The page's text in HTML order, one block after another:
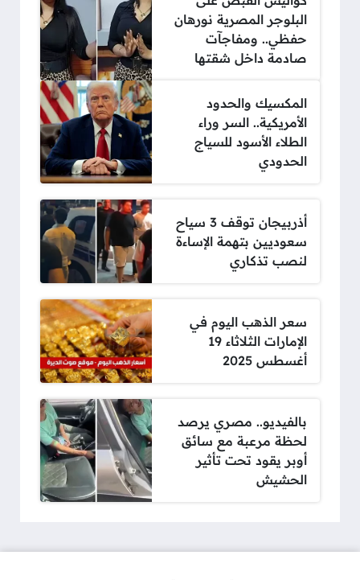
البلوجر المصرية نورهان
حفظي.. ومفاجآت
صادمة داخل شقتها
المكسيك والحدود
الأمريكية.. السر وراء
الطلاء الأسود للسياج
الحدودي
أذربيجان توقف 3 سياح
سعوديين بتهمة الإساءة
لنصب تذكاري
سعر الذهب اليوم في
الإمارات الثلاثاء 19
أغسطس 2025
بالفيديو.. مصري يرصد
لحظة مرعبة مع سائق
أوبر يقود تحت تأثير
الحشيش